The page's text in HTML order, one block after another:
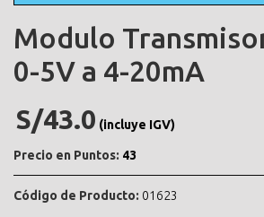
Modulo
0-5V a 4-20mA
S/43.0 (incluye IGV)
Precio en Puntos: 43
Código de Producto: 01623